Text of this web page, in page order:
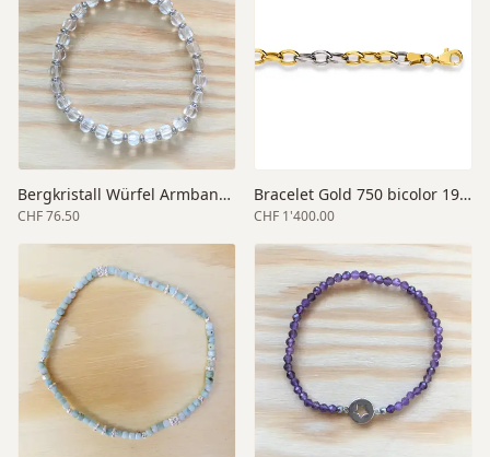
Bergkristall Würfel Armband Silber
CHF 76.50
Bracelet Gold 750 bicolor 19 cm
CHF 1'400.00